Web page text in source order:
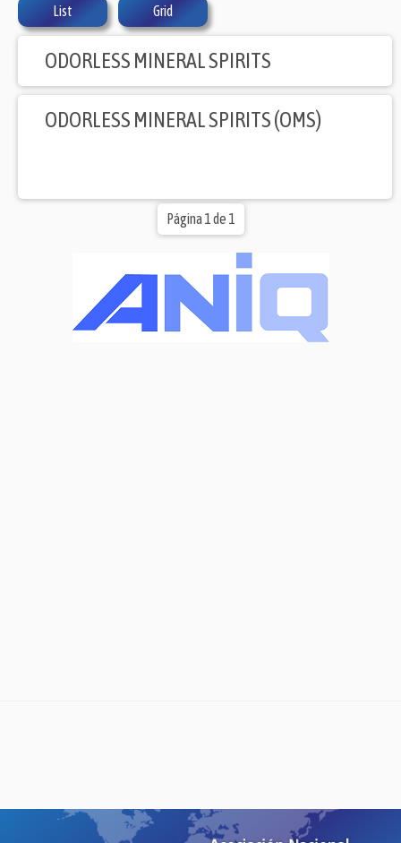
List Grid
ODORLESS MINERAL SPIRITS
ODORLESS MINERAL SPIRITS (OMS)
Página 1 de 1